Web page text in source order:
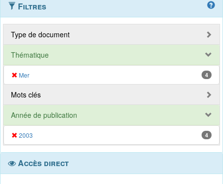
Filtres
Type de document
Thématique
Mer 4
Mots clés
Année de publication
2003 4
Accès direct